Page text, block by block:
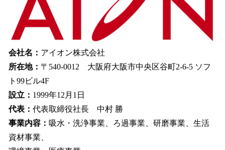
会社名： アイオン株式会社
所在地： 〒540-0012 大阪府大阪市中央区谷町2-6-5 ソフ
ト99ビル4F
設立： 1999年12月1日
代表： 代表取締役社長 中村 勝
事業内容： 吸水・洗浄事業、ろ過事業、研磨事業、生活
資材事業、